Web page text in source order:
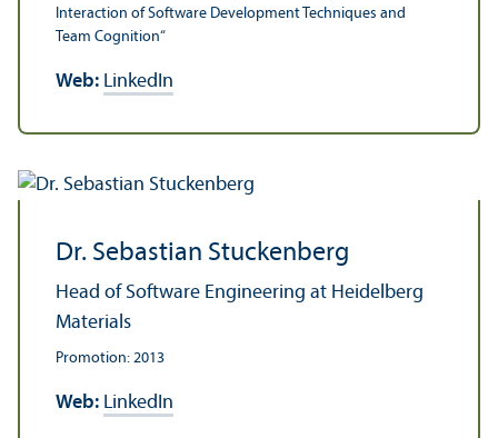
Interaction of Software Development Techniques and
Team Cognition“
Web: LinkedIn
Dr. Sebastian Stuckenberg
Head of Software Engineering at Heidelberg
Materials
Promotion: 2013
Web: LinkedIn